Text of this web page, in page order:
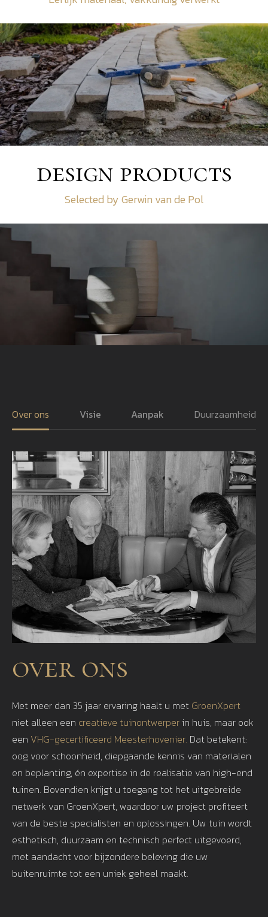
design products
Selected by Gerwin van de Pol
Over ons Visie Aanpak Duurzaamheid
over ons
Met meer dan 35 jaar ervaring haalt u met GroenXpert
niet alleen een creatieve tuinontwerper in huis, maar ook
een VHG-gecertificeerd Meesterhovenier. Dat betekent:
oog voor schoonheid, diepgaande kennis van materialen
en beplanting, én expertise in de realisatie van high-end
tuinen. Bovendien krijgt u toegang tot het uitgebreide
netwerk van GroenXpert, waardoor uw project profiteert
van de beste specialisten en oplossingen. Uw tuin wordt
esthetisch, duurzaam en technisch perfect uitgevoerd,
met aandacht voor bijzondere beleving die uw
buitenruimte tot een uniek geheel maakt.